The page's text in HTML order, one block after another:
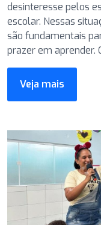
desinteresse pelos
escolar. Nessas
são fundamentais
prazer em aprender.
Veja mais